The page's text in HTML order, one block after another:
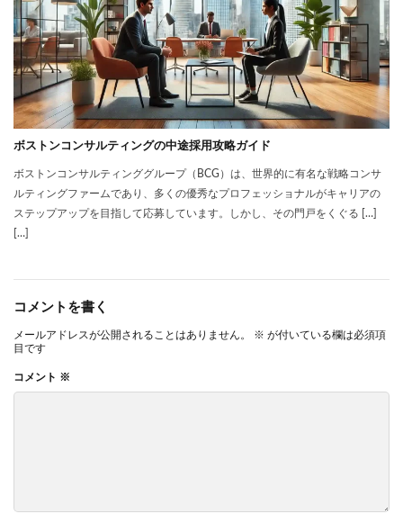
ボストンコンサルティングの中途採用攻略ガイド
ボストンコンサルティンググループ（BCG）は、世界的に有名な戦略コンサ
ルティングファームであり、多くの優秀なプロフェッショナルがキャリアの
ステップアップを目指して応募しています。しかし、その門戸をくぐる […]
[…]
コメントを書く
メールアドレスが公開されることはありません。 ※ が付いている欄は必須項
目です
コメント ※